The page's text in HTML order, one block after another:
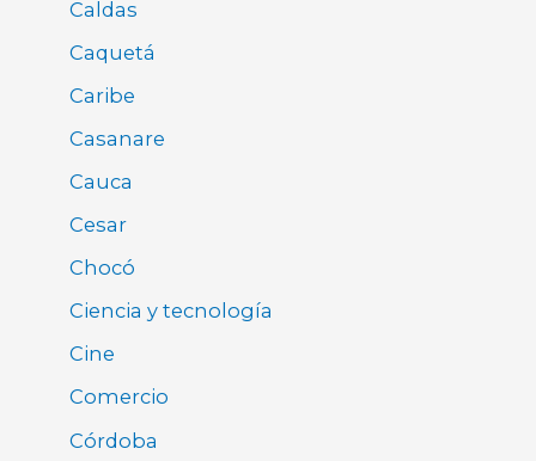
Caldas
Caquetá
Caribe
Casanare
Cauca
Cesar
Chocó
Ciencia y tecnología
Cine
Comercio
Córdoba